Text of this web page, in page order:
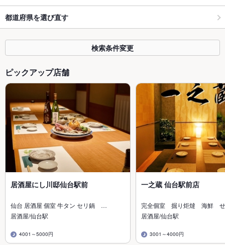
都道府県を選び直す
検索条件変更
ピックアップ店舗
居酒屋にし川邸仙台駅前
仙台 居酒屋 個室 牛タン セリ鍋 …
居酒屋/仙台駅
4001～5000円
一之蔵 仙台駅前店
完全個室 掘り炬燵 海鮮
居酒屋/仙台駅
3001～4000円